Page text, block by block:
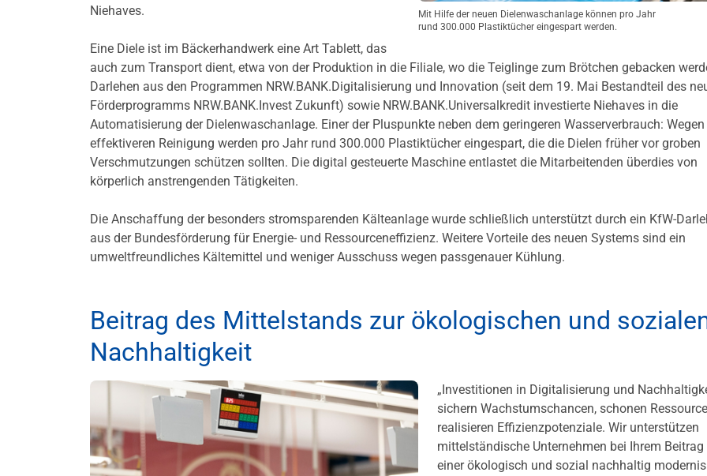
Mit Hilfe der neuen Dielenwaschanlage können pro Jahr
rund 300.000 Plastiktücher eingespart werden.
Niehaves.
Eine Diele ist im Bäckerhandwerk eine Art Tablett, das
auch zum Transport dient, etwa von der Produktion in die Filiale, wo die Teiglinge zum Brötchen gebacken
Darlehen aus den Programmen NRW.BANK.Digitalisierung und Innovation (seit dem 19. Mai Bestandteil des
Förderprogramms NRW.BANK.Invest Zukunft) sowie NRW.BANK.Universalkredit investierte Niehaves in die
Automatisierung der Dielenwaschanlage. Einer der Pluspunkte neben dem geringeren Wasserverbrauch: Wegen
effektiveren Reinigung werden pro Jahr rund 300.000 Plastiktücher eingespart, die die Dielen früher vor groben
Verschmutzungen schützen sollten. Die digital gesteuerte Maschine entlastet die Mitarbeitenden überdies von
körperlich anstrengenden Tätigkeiten.
Die Anschaffung der besonders stromsparenden Kälteanlage wurde schließlich unterstützt durch ein KfW-
aus der Bundesförderung für Energie- und Ressourceneffizienz. Weitere Vorteile des neuen Systems sind ein
umweltfreundliches Kältemittel und weniger Ausschuss wegen passgenauer Kühlung.
Beitrag des Mittelstands zur ökologischen und
Nachhaltigkeit
„Investitionen in Digitalisierung und
sichern Wachstumschancen, schonen
realisieren Effizienzpotenziale. Wir unterstützen
mittelständische Unternehmen bei Ihrem Beitrag
einer ökologisch und sozial nachhaltig